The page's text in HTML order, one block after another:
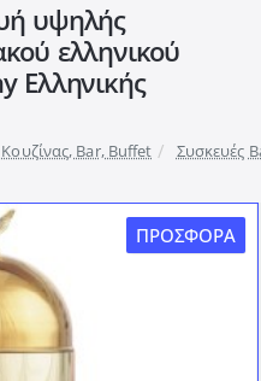
υψηλής
ελληνικού
Ελληνικής
Bar, Buffet Συσκευές
ΠΡΟΣΦΟΡΆ